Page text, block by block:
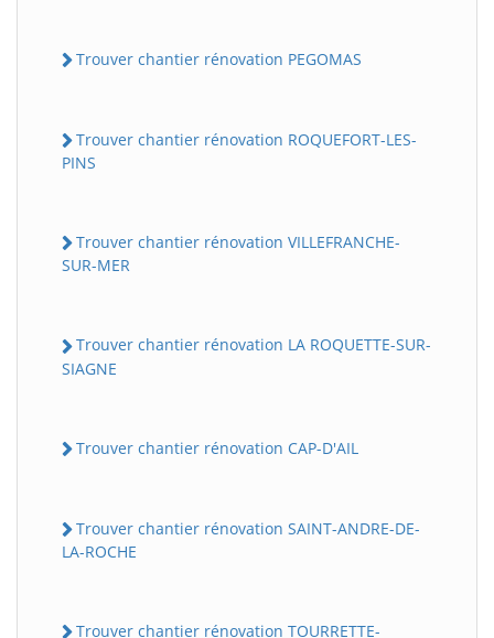
Trouver chantier rénovation PEGOMAS
Trouver chantier rénovation ROQUEFORT-LES-
PINS
Trouver chantier rénovation VILLEFRANCHE-
SUR-MER
Trouver chantier rénovation LA ROQUETTE-SUR-
SIAGNE
Trouver chantier rénovation CAP-D'AIL
Trouver chantier rénovation SAINT-ANDRE-DE-
LA-ROCHE
Trouver chantier rénovation TOURRETTE-